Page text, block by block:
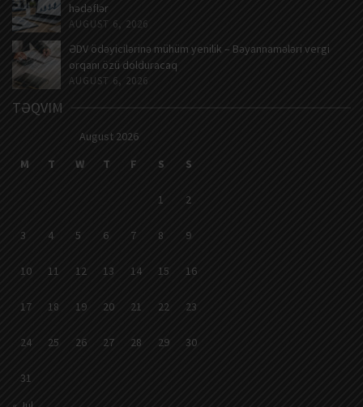
hədəflər
AUGUST 6, 2026
ƏDV ödəyicilərinə mühüm yenilik – Bəyannamələri vergi
orqanı özü dolduracaq
AUGUST 6, 2026
TƏQVIM
August 2026
M
T W T F S S
1 2
3 4 5 6 7 8 9
10 11 12 13 14 15 16
17 18 19 20 21 22 23
24 25 26 27 28 29 30
31